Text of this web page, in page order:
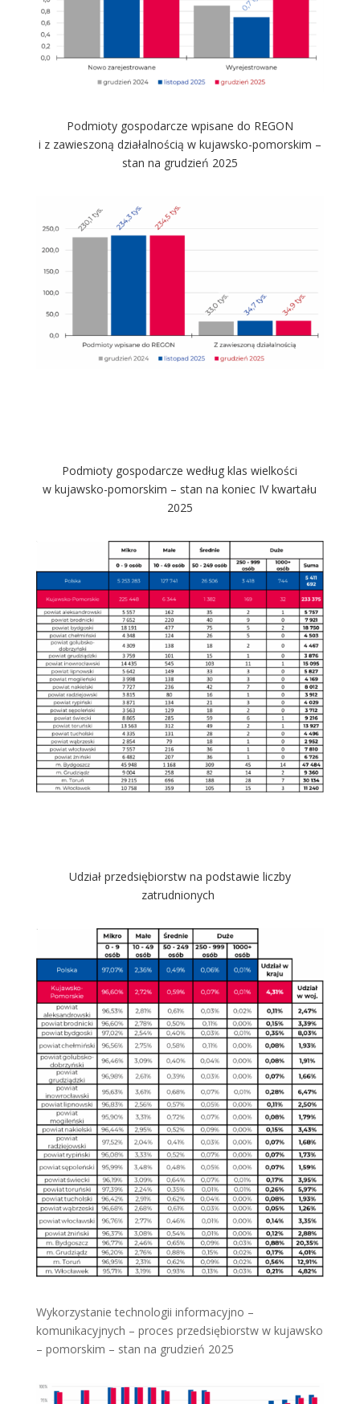
Podmioty gospodarcze wpisane do REGON
i z zawieszoną działalnością w kujawsko-pomorskim –
stan na grudzień 2025
Podmioty gospodarcze według klas wielkości
w kujawsko-pomorskim – stan na koniec IV kwartału
2025
Udział przedsiębiorstw na podstawie liczby
zatrudnionych
Wykorzystanie technologii informacyjno –
komunikacyjnych – proces przedsiębiorstw w kujawsko
– pomorskim – stan na grudzień 2025